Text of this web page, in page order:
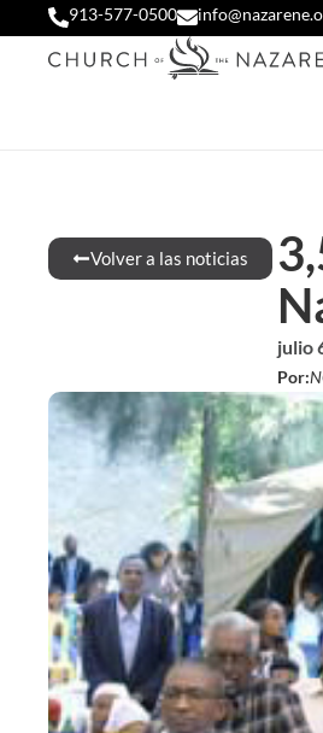
913-577-0500
Volver a las noticias
julio
Por: